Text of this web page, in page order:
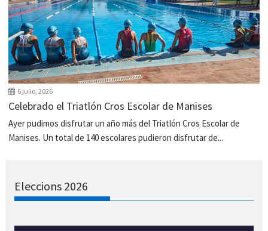
6 julio, 2026
Celebrado el Triatlón Cros Escolar de Manises
Ayer pudimos disfrutar un año más del Triatlón Cros Escolar de
Manises. Un total de 140 escolares pudieron disfrutar de...
Eleccions 2026